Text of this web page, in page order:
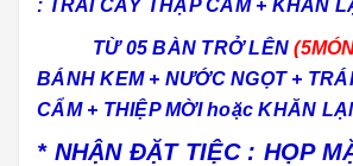
: TRÁI CÂY THẬP CẨM + KHĂN
TỪ 05 BÀN TRỞ LÊN(5
BÁNH KEM + NƯỚC NGỌT +
CẨM + THIỆP MỜI hoặc KHĂN
* NHẬN ĐẶT TIỆC : HỌP